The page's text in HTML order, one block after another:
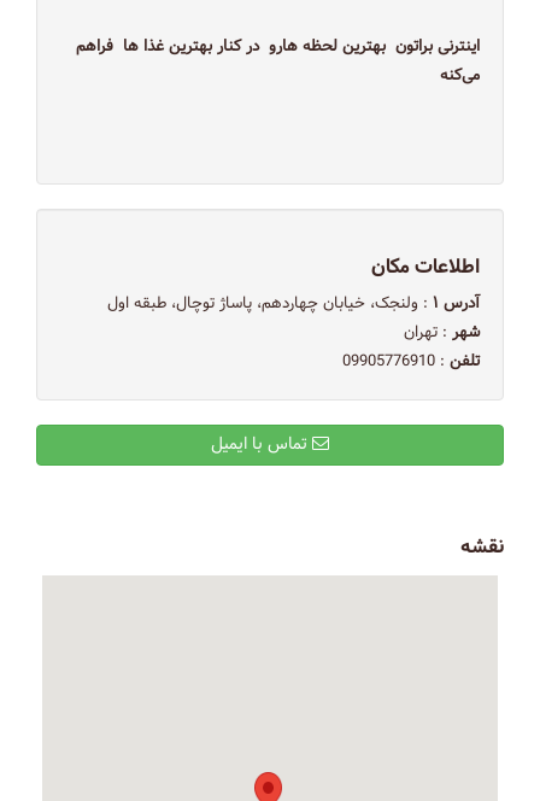
اینترنی براتون بهترین لحظه هارو در کنار بهترین غذا ها فراهم
می‌کنه
اطلاعات مکان
آدرس ۱
: ولنجک‌، خیابان چهاردهم‌، پاساژ توچال‌، طبقه اول
شهر : تهران
تلفن : 09905776910
نقشه